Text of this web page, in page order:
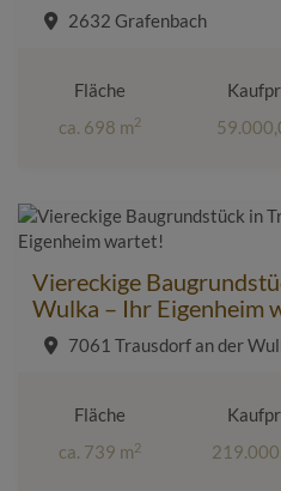
2632 Grafenbach
Fläche
ca. 698 m2
Viereckige
Wulka – Ihr Eigenheim
7061 Trausdorf an der
Fläche
ca. 739 m2